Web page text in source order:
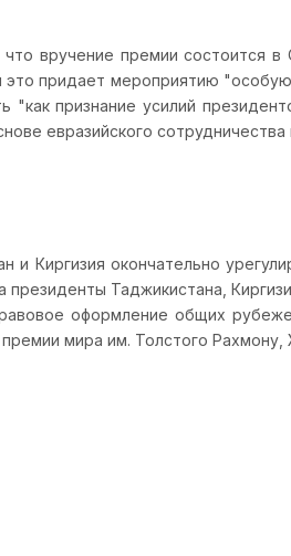
вручение премии состоится
придает мероприятию
"как признание усилий
евразийского
и Киргизия окончательно
президенты Таджикистана,
оформление общих
мира им. Толстого